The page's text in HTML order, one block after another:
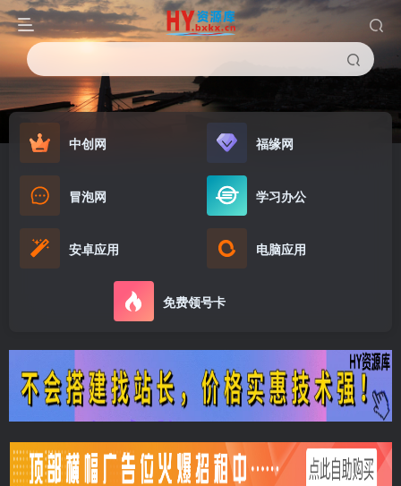
中创网 福缘网
冒泡网 学习办公
安卓应用 电脑应用
免费领号卡